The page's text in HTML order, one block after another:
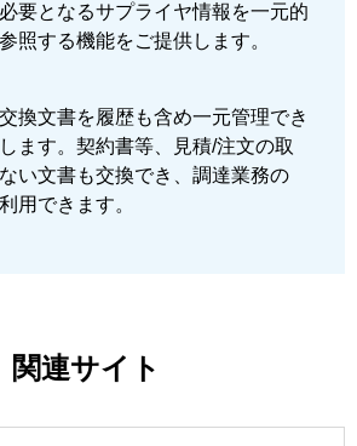
要となるサプライヤ情報を一元的
照する機能をご提供します。
換文書を履歴も含め一元管理でき
ます。契約書等、見積/注文の取
い文書も交換でき、調達業務の
用できます。
関連サイト